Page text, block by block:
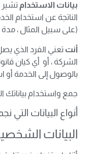
بيانات الاستخدام تشير
الناتجة عن استخدام
(على سبيل المثال ، مدة
أنت تعني الفرد الذي
الشركة ، أو أي كيان
بالوصول إلى الخدمة
جمع واستخدام بياناتك
أنواع البيانات التي
البيانات